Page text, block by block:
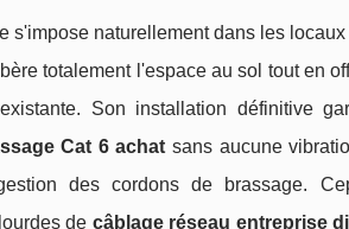
s'impose naturellement dans les
totalement l'espace au sol tout en
existante. Son installation définitive
Cat 6 achat sans aucune
des cordons de brassage.
de câblage réseau entreprise